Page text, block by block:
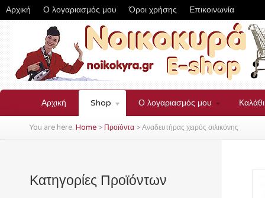
Αρχική Ο λογαριασμός μου Όροι χρήσης Επικοινωνία
Αρχική Shop Ο λογαριασμός μου
You are here: Home > Προϊόντα > Αναδευτήρας χειρός σιλικόνης
Κατηγορίες Προϊόντων